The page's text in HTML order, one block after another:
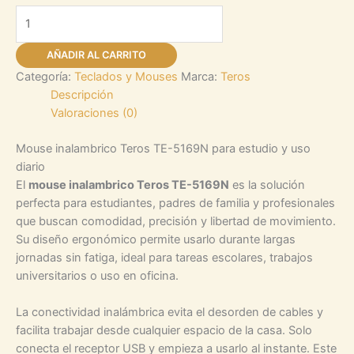
AÑADIR AL CARRITO
Categoría: Teclados y Mouses Marca: Teros
Descripción
Valoraciones (0)
Mouse inalambrico Teros TE-5169N para estudio y uso
diario
El mouse inalambrico Teros TE-5169N es la solución
perfecta para estudiantes, padres de familia y profesionales
que buscan comodidad, precisión y libertad de movimiento.
Su diseño ergonómico permite usarlo durante largas
jornadas sin fatiga, ideal para tareas escolares, trabajos
universitarios o uso en oficina.
La conectividad inalámbrica evita el desorden de cables y
facilita trabajar desde cualquier espacio de la casa. Solo
conecta el receptor USB y empieza a usarlo al instante. Este